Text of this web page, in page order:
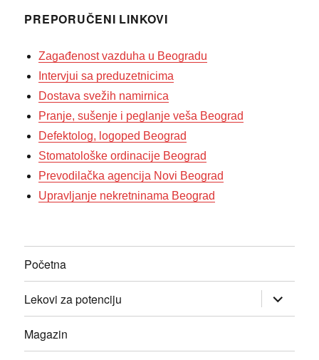
PREPORUČENI LINKOVI
Zagađenost vazduha u Beogradu
Intervjui sa preduzetnicima
Dostava svežih namirnica
Pranje, sušenje i peglanje veša Beograd
Defektolog, logoped Beograd
Stomatološke ordinacije Beograd
Prevodilačka agencija Novi Beograd
Upravljanje nekretninama Beograd
Početna
Lekovi za potenciju
прошири
изборник
дете
Magazin